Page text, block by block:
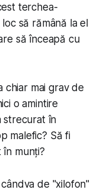
terchea-
să rămână la el
să înceapă cu
chiar mai grav de
o amintire
strecurat în
malefic? Să fi
munți?
de "xilofon"